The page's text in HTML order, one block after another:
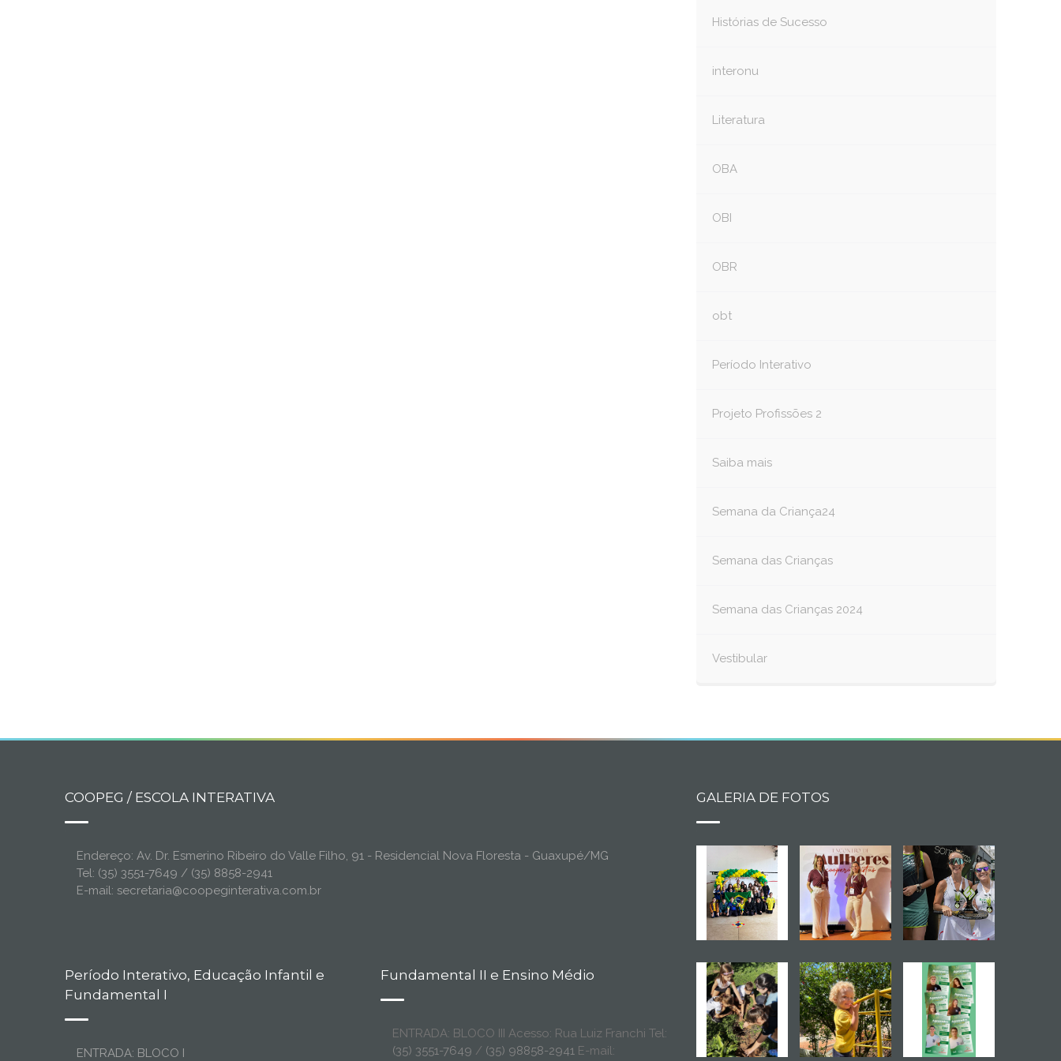
Histórias de Sucesso
interonu
Literatura
OBA
OBI
OBR
obt
Período Interativo
Projeto Profissões 2
Saiba mais
Semana da Criança24
Semana das Crianças
Semana das Crianças 2024
Vestibular
COOPEG / ESCOLA INTERATIVA
Endereço: Av. Dr. Esmerino Ribeiro do Valle Filho, 91 - Residencial Nova Floresta - Guaxupé/MG
Tel: (35) 3551-7649 / (35) 8858-2941
E-mail: secretaria@coopeginterativa.com.br
Período Interativo, Educação Infantil e
Fundamental I
ENTRADA: BLOCO I
Fundamental II e Ensino Médio
ENTRADA: BLOCO III Acesso: Rua Luiz Franchi Tel:
(35) 3551-7649 / (35) 98858-2941E-mail:
GALERIA DE FOTOS